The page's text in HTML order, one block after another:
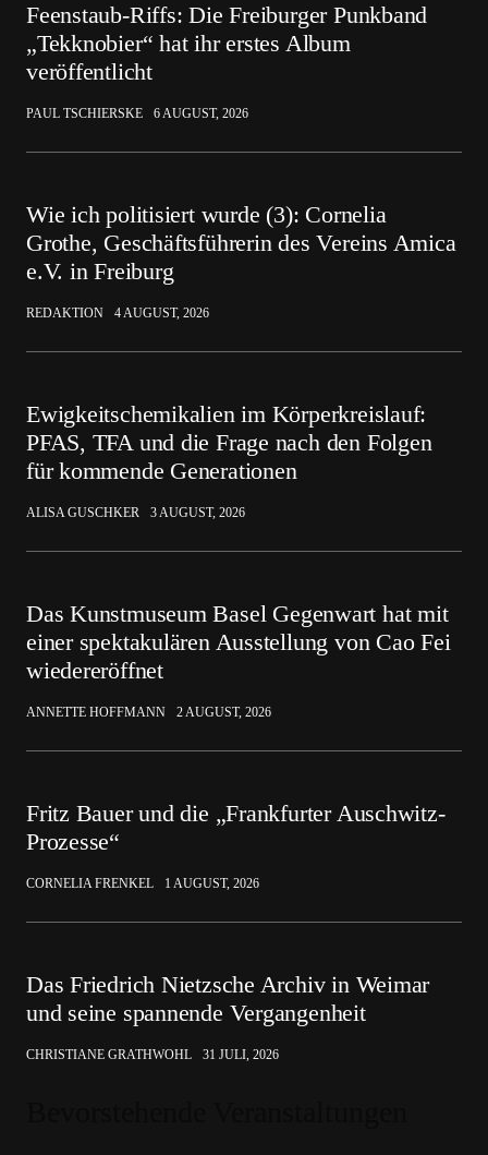
Feenstaub-Riffs: Die Freiburger Punkband
„Tekknobier“ hat ihr erstes Album
veröffentlicht
PAUL TSCHIERSKE 6 AUGUST, 2026
Wie ich politisiert wurde (3): Cornelia
Grothe, Geschäftsführerin des Vereins Amica
e.V. in Freiburg
REDAKTION 4 AUGUST, 2026
Ewigkeitschemikalien im Körperkreislauf:
PFAS, TFA und die Frage nach den Folgen
für kommende Generationen
ALISA GUSCHKER 3 AUGUST, 2026
Das Kunstmuseum Basel Gegenwart hat mit
einer spektakulären Ausstellung von Cao Fei
wiedereröffnet
ANNETTE HOFFMANN 2 AUGUST, 2026
Fritz Bauer und die „Frankfurter Auschwitz-
Prozesse“
CORNELIA FRENKEL 1 AUGUST, 2026
Das Friedrich Nietzsche Archiv in Weimar
und seine spannende Vergangenheit
CHRISTIANE GRATHWOHL 31 JULI, 2026